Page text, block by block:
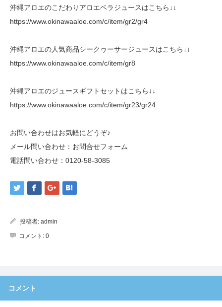
沖縄アロエのこだわりアロエベラジュースはこちら↓↓
https://www.okinawaaloe.com/c/item/gr2/gr4
沖縄アロエの人気商品シークヮーサージュースはこちら↓↓
https://www.okinawaaloe.com/c/item/gr8
沖縄アロエのジュースギフトセットはこちら↓↓
https://www.okinawaaloe.com/c/item/gr23/gr24
お問い合わせはお気軽にどうぞ♪
メール問い合わせ： お問合せフォーム
電話問い合わせ： 0120-58-3085
投稿者: admin
コメント: 0
コメント